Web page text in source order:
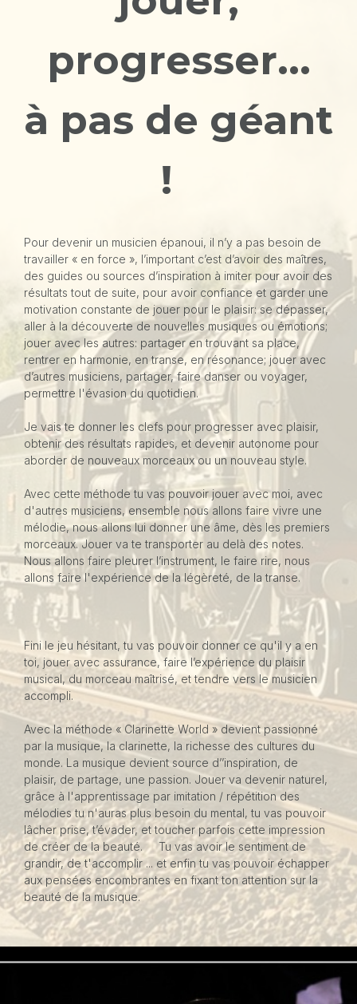
progresser...
à pas de géant
!
Pour devenir un musicien épanoui, il n’y a pas besoin de
travailler « en force », l’important c’est d’avoir des maîtres,
des guides ou sources d’inspiration à imiter pour avoir des
résultats tout de suite, pour avoir confiance et garder une
motivation constante de jouer pour le plaisir: se dépasser,
aller à la découverte de nouvelles musiques ou émotions;
jouer avec les autres: partager en trouvant sa place,
rentrer en harmonie, en transe, en résonance; jouer avec
d’autres musiciens, partager, faire danser ou voyager,
permettre l'évasion du quotidien.
Je vais te donner les clefs pour progresser avec plaisir,
obtenir des résultats rapides, et devenir autonome pour
aborder de nouveaux morceaux ou un nouveau style.
Avec cette méthode tu vas pouvoir jouer avec moi, avec
d'autres musiciens, ensemble nous allons faire vivre une
mélodie, nous allons lui donner une âme, dès les premiers
morceaux. Jouer va te transporter au delà des notes.
Nous allons faire pleurer l’instrument, le faire rire, nous
allons faire l'expérience de la légèreté, de la transe.
Fini le jeu hésitant, tu vas pouvoir donner ce qu'il y a en
toi, jouer avec assurance, faire l’expérience du plaisir
musical, du morceau maîtrisé, et tendre vers le musicien
accompli.
Avec la méthode « Clarinette World » devient passionné
par la musique, la clarinette, la richesse des cultures du
monde. La musique devient source d’’inspiration, de
plaisir, de partage, une passion. Jouer va devenir naturel,
grâce à l'apprentissage par imitation / répétition des
mélodies tu n'auras plus besoin du mental, tu vas pouvoir
lâcher prise, t’évader, et toucher parfois cette impression
de créer de la beauté. Tu vas avoir le sentiment de
grandir, de t'accomplir ... et enfin tu vas pouvoir échapper
aux pensées encombrantes en fixant ton attention sur la
beauté de la musique.